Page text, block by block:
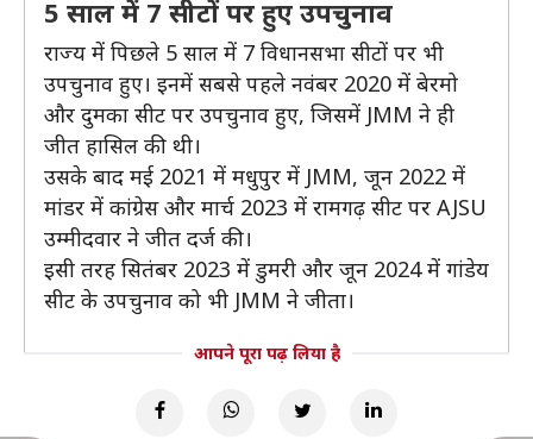
5 साल में 7 सीटों पर हुए उपचुनाव
राज्य में पिछले 5 साल में 7 विधानसभा सीटों पर भी
उपचुनाव हुए। इनमें सबसे पहले नवंबर 2020 में बेरमो
और दुमका सीट पर उपचुनाव हुए, जिसमें JMM ने ही
जीत हासिल की थी।
उसके बाद मई 2021 में मधुपुर में JMM, जून 2022 में
मांडर में कांग्रेस और मार्च 2023 में रामगढ़ सीट पर AJSU
उम्मीदवार ने जीत दर्ज की।
इसी तरह सितंबर 2023 में डुमरी और जून 2024 में गांडेय
सीट के उपचुनाव को भी JMM ने जीता।
आपने पूरा पढ़ लिया है